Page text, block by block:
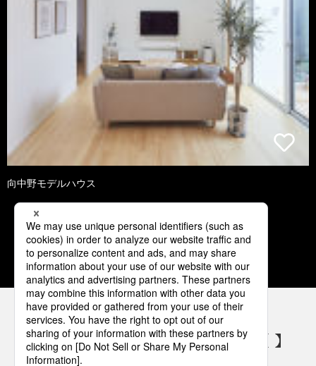
向中野モデルハウス
1 2 3 4 5
パナソニックの電気設備 SNSアカウント